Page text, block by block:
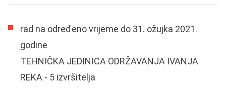
rad na određeno vrijeme do 31. ožujka 2021.
godine
TEHNIČKA JEDINICA ODRŽAVANJA IVANJA
REKA - 5 izvršitelja